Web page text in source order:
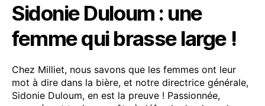
Sidonie Duloum : une
femme qui brasse large !
Chez Milliet, nous savons que les femmes ont leur
mot à dire dans la bière, et notre directrice générale,
Sidonie Duloum, en est la preuve ! Passionnée,